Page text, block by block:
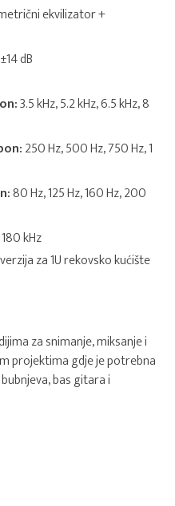
ekvilizator +
±14 dB
3.5 kHz, 5.2 kHz, 6.5 kHz, 8
250 Hz, 500 Hz, 750 Hz, 1
80 Hz, 125 Hz, 160 Hz, 200
kHz
za 1U rekovsko kućište
za snimanje, miksanje i
projektima gdje je potrebna
bas gitara i